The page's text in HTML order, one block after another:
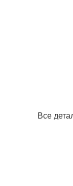
Все